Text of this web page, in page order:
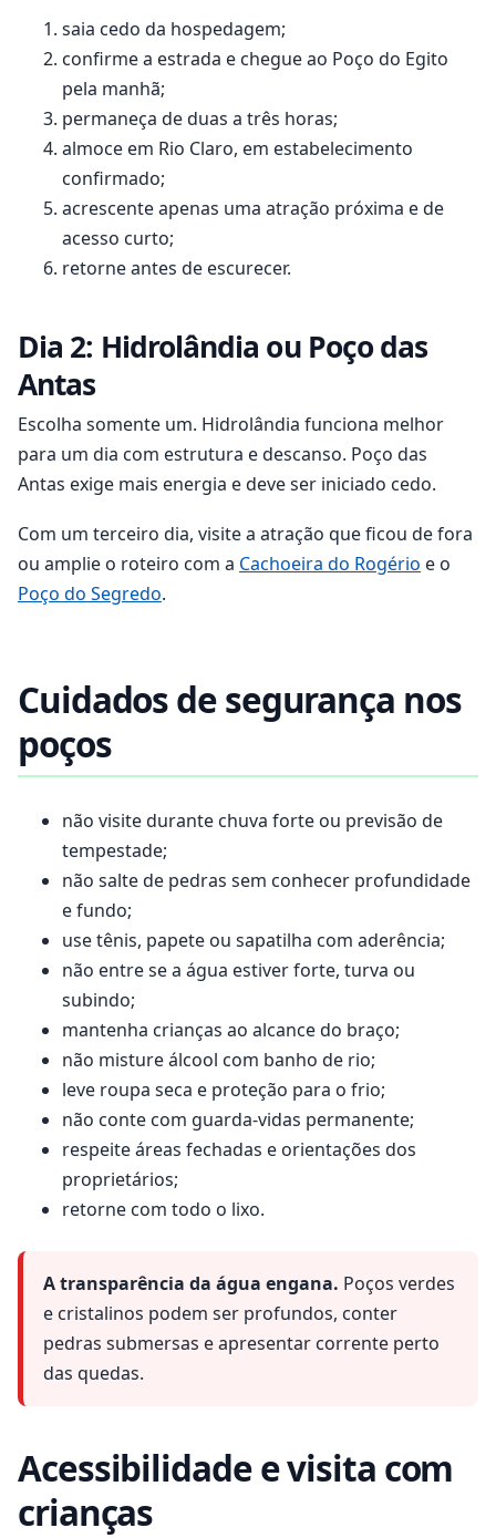
saia cedo da hospedagem;
confirme a estrada e chegue ao Poço do Egito
pela manhã;
permaneça de duas a três horas;
almoce em Rio Claro, em estabelecimento
confirmado;
acrescente apenas uma atração próxima e de
acesso curto;
retorne antes de escurecer.
Dia 2: Hidrolândia ou Poço das
Antas
Escolha somente um. Hidrolândia funciona melhor
para um dia com estrutura e descanso. Poço das
Antas exige mais energia e deve ser iniciado cedo.
Com um terceiro dia, visite a atração que ficou de fora
ou amplie o roteiro com a Cachoeira do Rogério e o
Poço do Segredo.
Cuidados de segurança nos
poços
não visite durante chuva forte ou previsão de
tempestade;
não salte de pedras sem conhecer profundidade
e fundo;
use tênis, papete ou sapatilha com aderência;
não entre se a água estiver forte, turva ou
subindo;
mantenha crianças ao alcance do braço;
não misture álcool com banho de rio;
leve roupa seca e proteção para o frio;
não conte com guarda-vidas permanente;
respeite áreas fechadas e orientações dos
proprietários;
retorne com todo o lixo.
A transparência da água engana. Poços verdes
e cristalinos podem ser profundos, conter
pedras submersas e apresentar corrente perto
das quedas.
Acessibilidade e visita com
crianças